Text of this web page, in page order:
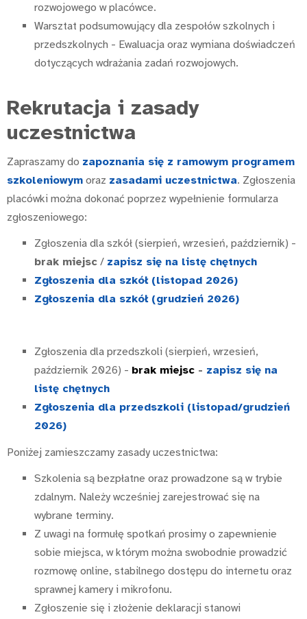
rozwojowego w placówce.
Warsztat podsumowujący dla zespołów szkolnych i
przedszkolnych - Ewaluacja oraz wymiana doświadczeń
dotyczących wdrażania zadań rozwojowych.
Rekrutacja i zasady
uczestnictwa
Zapraszamy do zapoznania się z ramowym programem
szkoleniowym oraz zasadami uczestnictwa. Zgłoszenia
placówki można dokonać poprzez wypełnienie formularza
zgłoszeniowego:
Zgłoszenia dla szkół (sierpień, wrzesień, październik) -
brak miejsc / zapisz się na listę chętnych
Zgłoszenia dla szkół (listopad 2026)
Zgłoszenia dla szkół (grudzień 2026)
Zgłoszenia dla przedszkoli (sierpień, wrzesień,
październik 2026) - brak miejsc - zapisz się na
listę chętnych
Zgłoszenia dla przedszkoli (listopad/grudzień
2026)
Poniżej zamieszczamy zasady uczestnictwa:
Szkolenia są bezpłatne oraz prowadzone są w trybie
zdalnym. Należy wcześniej zarejestrować się na
wybrane terminy.
Z uwagi na formułę spotkań prosimy o zapewnienie
sobie miejsca, w którym można swobodnie prowadzić
rozmowę online, stabilnego dostępu do internetu oraz
sprawnej kamery i mikrofonu.
Zgłoszenie się i złożenie deklaracji stanowi